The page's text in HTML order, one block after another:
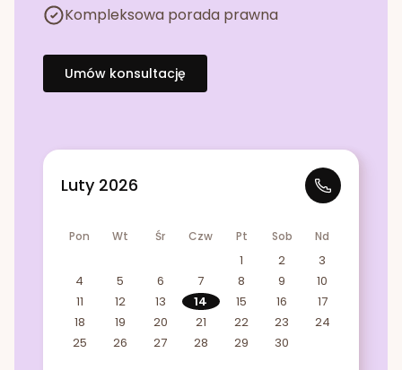
Kompleksowa porada prawna
Umów konsultację
Luty 2026
Pon Wt Śr Czw Pt Sob Nd
1 2
3
4
5 6 7 8 9
10
11
12 13 14 15 16
17
18
19 20 21 22 23
24
25
26 27 28 29 30